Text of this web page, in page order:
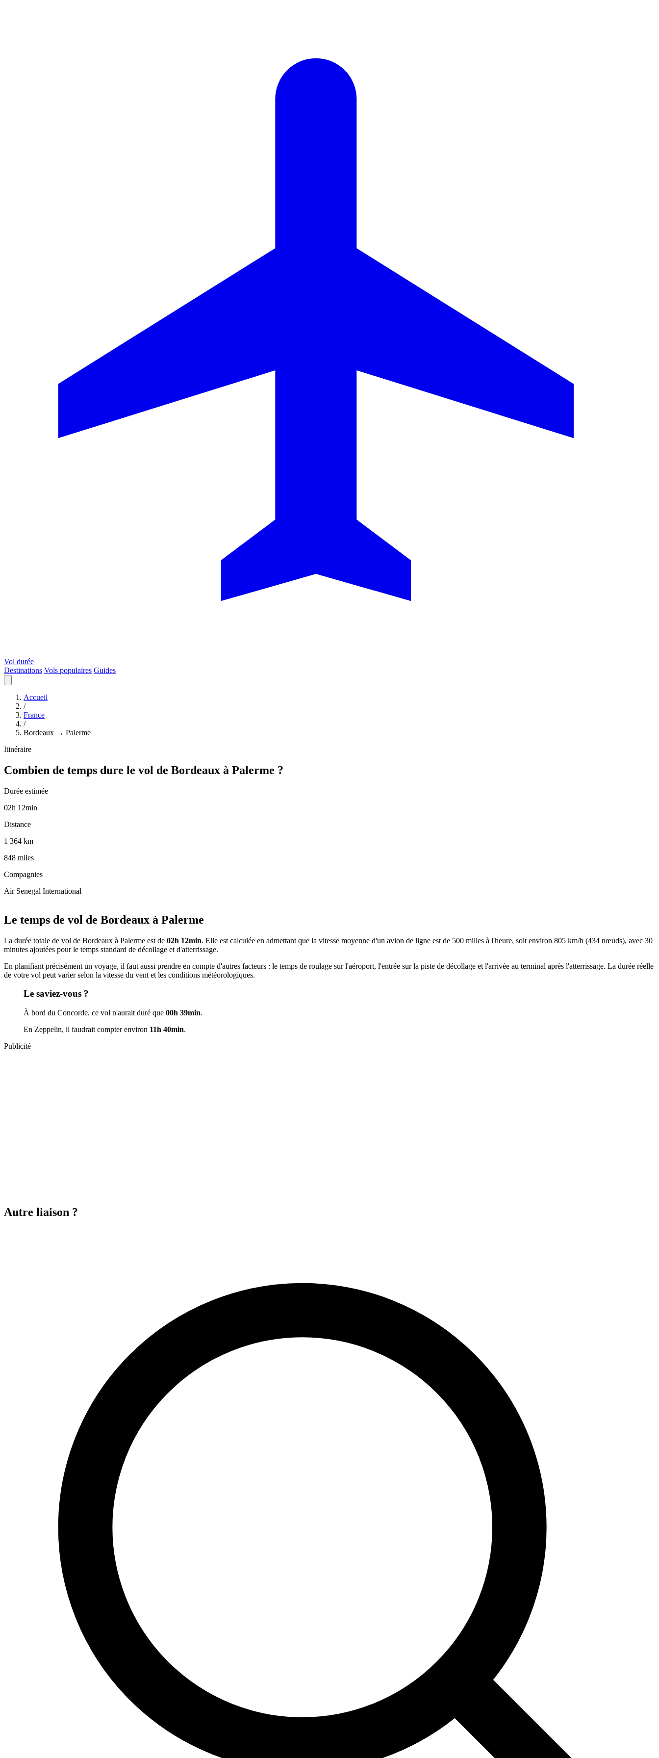
Vol durée
Destinations Vols populaires Guides
Accueil
/
France
/
Bordeaux → Palerme
Itinéraire
Combien de temps dure le vol de Bordeaux à Palerme ?
Durée estimée
02h 12min
Distance
1 364 km
848 miles
Compagnies
Air Senegal International
+
Le temps de vol de Bordeaux à Palerme
La durée totale de vol de Bordeaux à Palerme est de 02h 12min. Elle est calculée en admettant que la vitesse moyenne d'un avion de ligne est de 500 milles à l'heure, soit environ 805 km/h (434 nœuds), avec 30
minutes ajoutées pour le temps standard de décollage et d'atterrissage.
En planifiant précisément un voyage, il faut aussi prendre en compte d'autres facteurs : le temps de roulage sur l'aéroport, l'entrée sur la piste de décollage et l'arrivée au terminal après l'atterrissage. La durée réelle
de votre vol peut varier selon la vitesse du vent et les conditions météorologiques.
Le saviez-vous ?
À bord du Concorde, ce vol n'aurait duré que 00h 39min.
En Zeppelin, il faudrait compter environ 11h 40min.
Publicité
Autre liaison ?